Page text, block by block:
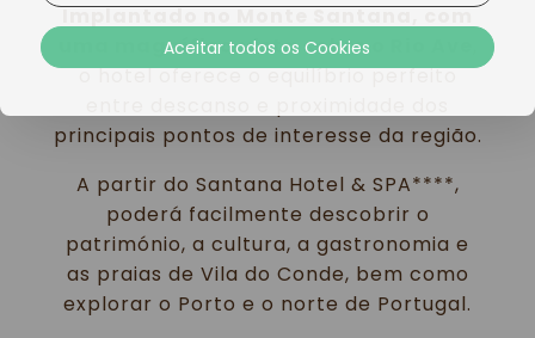
Implantado no Monte Santana, com
uma magnífica vista sobre o Rio Ave
o hotel oferece o equilíbrio perfeito
principais pontos de interesse da região.
A partir do Santana Hotel & SPA****,
poderá facilmente descobrir o
património, a cultura, a gastronomia e
as praias de Vila do Conde, bem como
explorar o Porto e o norte de Portugal.
Aceitar todos os Cookies